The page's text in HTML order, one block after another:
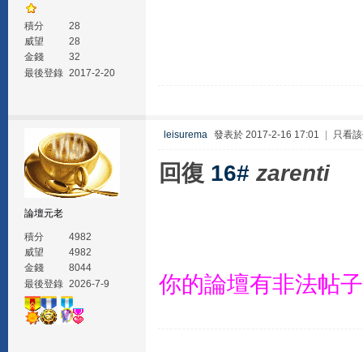
積分
28
威望
28
金錢
32
最後登錄 2017-2-20
論壇元老
積分
4982
威望
4982
金錢
8044
最後登錄 2026-7-9
leisurema 發表於 2017-2-16 17:01 只看
回復 16# zarenti
你的論壇有非法帖